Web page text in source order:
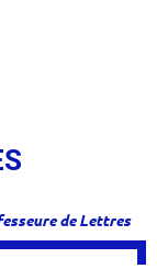
de Lettres